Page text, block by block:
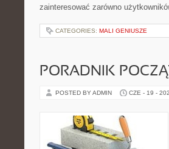
zainteresować zarówno
CATEGORIES: MALI GENIUSZE
PORADNIK
POSTED BY ADMIN CZE - 19 -